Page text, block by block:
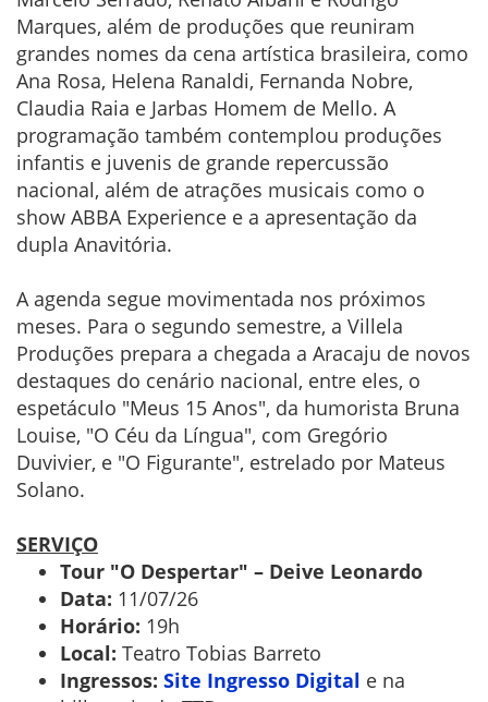
Marques, além de produções que reuniram
grandes nomes da cena artística brasileira, como
Ana Rosa, Helena Ranaldi, Fernanda Nobre,
Claudia Raia e Jarbas Homem de Mello. A
programação também contemplou produções
infantis e juvenis de grande repercussão
nacional, além de atrações musicais como o
show ABBA Experience e a apresentação da
dupla Anavitória.
A agenda segue movimentada nos próximos
meses. Para o segundo semestre, a Villela
Produções prepara a chegada a Aracaju de novos
destaques do cenário nacional, entre eles, o
espetáculo "Meus 15 Anos", da humorista Bruna
Louise, "O Céu da Língua", com Gregório
Duvivier, e "O Figurante", estrelado por Mateus
Solano.
SERVIÇO
Tour "O Despertar" – Deive Leonardo
Data: 11/07/26
Horário: 19h
Local: Teatro Tobias Barreto
Ingressos: Site Ingresso Digital e na